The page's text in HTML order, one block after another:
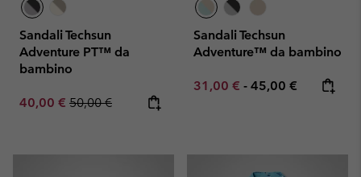
Sandali Techsun
Adventure PT™ da
bambino
Sale price:
40,00 € Regular price:
50,00 €
Sandali Techsun
Adventure™ da bambino
Minimum sale price:
31,00 € - Maximum price:
45,00 €